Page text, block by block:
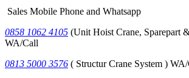
Sales Mobile Phone and Whatsapp
0858 1062 4105 (Unit Hoist Crane, Sparepart
WA/Call
0813 5000 3576 ( Structur Crane System )